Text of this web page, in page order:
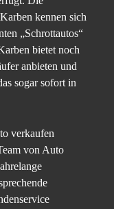
kennen sich
„Schrottautos“
bietet noch
anbieten und
sogar sofort in
verkaufen
von Auto